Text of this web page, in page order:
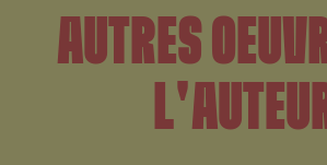
AUTRES